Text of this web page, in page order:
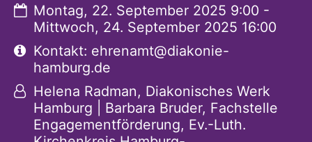
Datum:
Montag, 22. September 2025 9:00 -
Mittwoch, 24. September 2025 16:00
Art bzw. Nummer:
Kontakt: ehrenamt@diakonie-
hamburg.de
Von:Helena Radman, Diakonisches Werk
Hamburg | Barbara Bruder, Fachstelle
Engagementförderung, Ev.-Luth.